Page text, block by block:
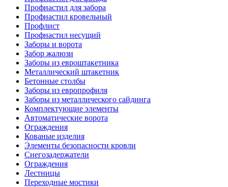
Профнастил для забора
Профнастил кровельный
Профлист
Профнастил несущий
Заборы и ворота
Забор жалюзи
Заборы из евроштакетника
Металлический штакетник
Бетонные столбы
Заборы из европрофиля
Заборы из металлического сайдинга
Комплектующие элементы
Автоматические ворота
Ограждения
Кованые изделия
Элементы безопасности кровли
Снегозадержатели
Ограждения
Лестницы
Переходные мостики